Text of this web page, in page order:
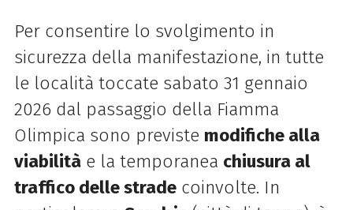
Per consentire lo svolgimento in
sicurezza della manifestazione, in tutte
le località toccate sabato 31 gennaio
2026 dal passaggio della Fiamma
Olimpica sono previste modifiche alla
viabilitàe la temporanea chiusura al
traffico delle stradecoinvolte. In